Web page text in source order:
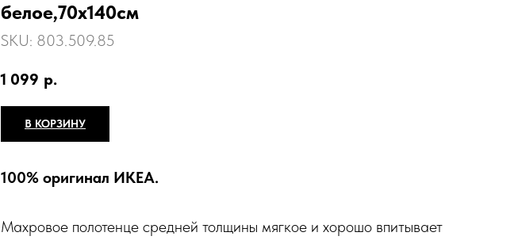
белое,70х140см
SKU: 803.509.85
1 099 р.
В КОРЗИНУ
100% оригинал ИКЕА.
Махровое полотенце средней толщины мягкое и хорошо впитывает